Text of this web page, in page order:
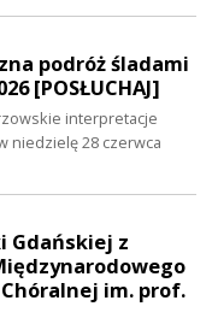
podróż śladami
[POSŁUCHAJ]
interpretacje
niedzielę 28 czerwca
Gdańskiej z
im. prof.